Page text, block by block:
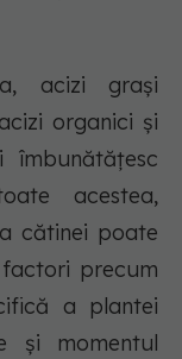
acizi grași
organici și
îmbunătățesc
acestea,
cătinei poate
precum
a plantei
și momentul